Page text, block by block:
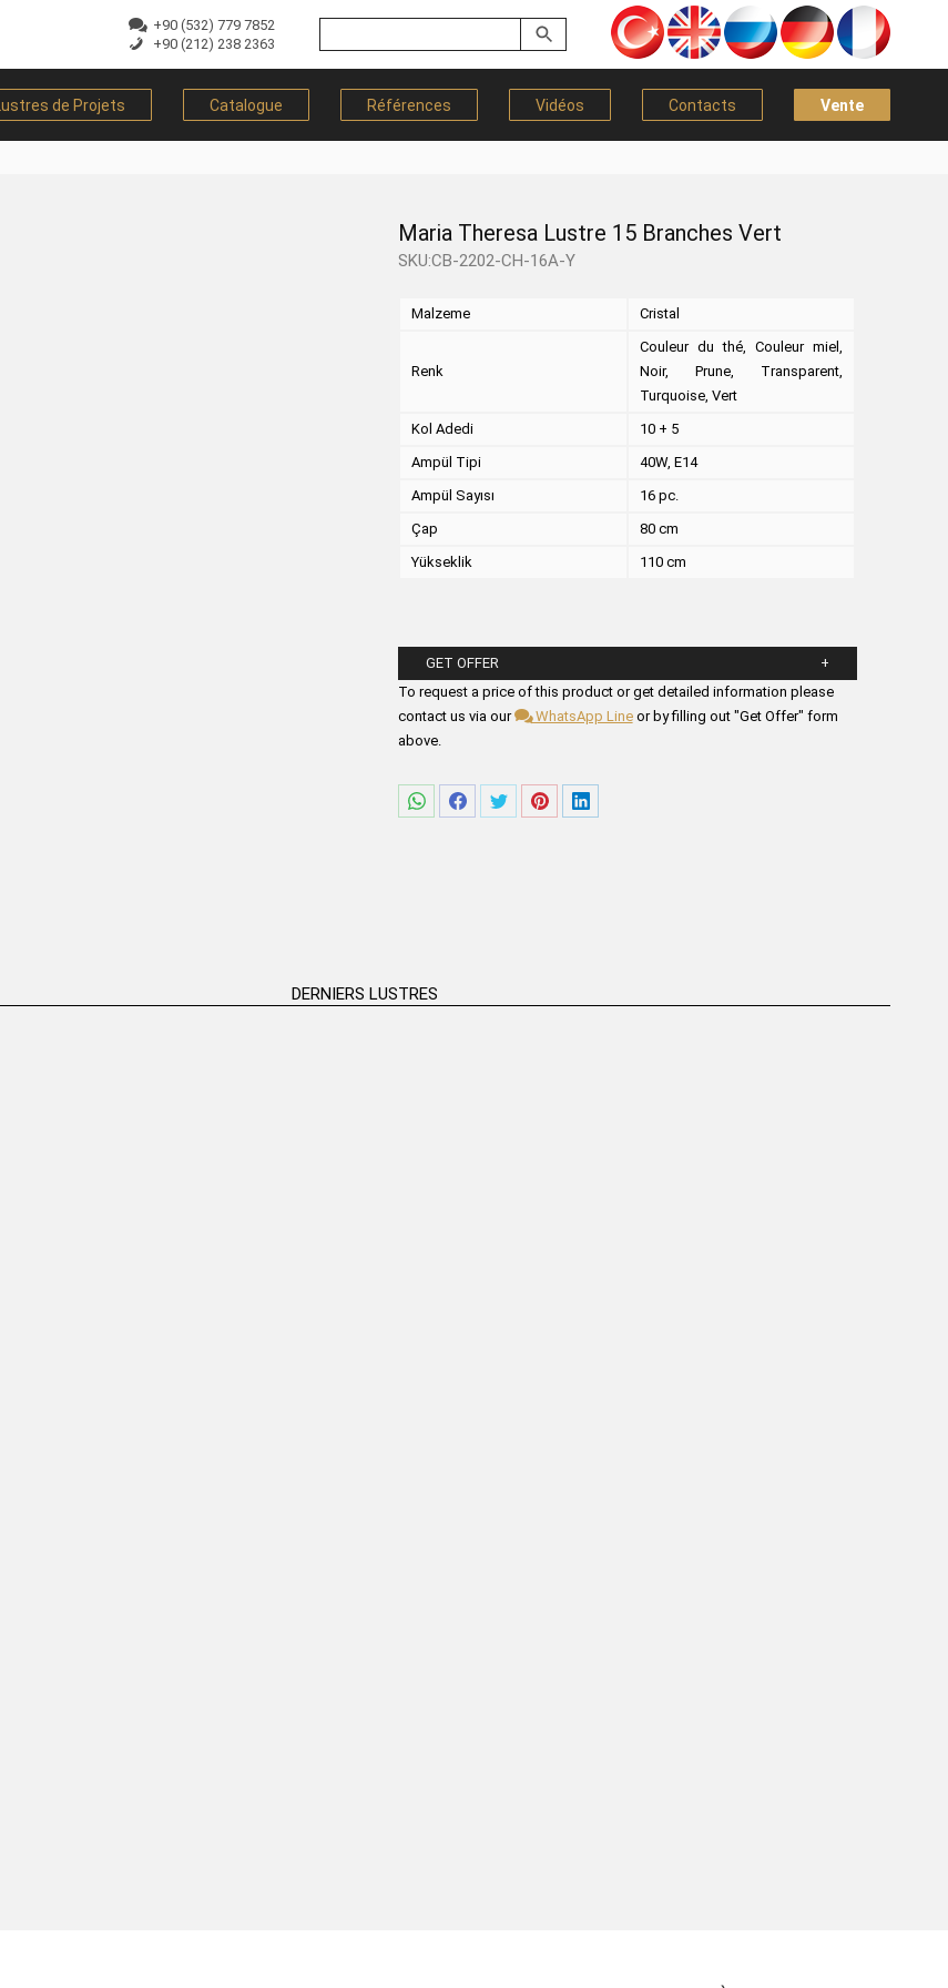
+90 (532) 779 7852
+90 (212) 238 2363
Lustres de Projets Catalogue Références Vidéos Contacts Vente
Maria Theresa Lustre 15 Branches Vert
SKU:CB-2202-CH-16A-Y
Malzeme Cristal
Renk
Couleur du thé, Couleur miel,
Noir, Prune, Transparent,
Turquoise, Vert
Kol Adedi
10 + 5
Ampül Tipi
40W, E14
Ampül Sayısı
16 pc.
Çap
80 cm
Yükseklik
110 cm
GET OFFER
Please fill in the form fields below.
To request a price of this product or get detailed information please
contact us via our
WhatsApp Lineor by filling out "Get Offer" form
above.
PartagerPartagerPartagerPartagerPartager
DERNIERS LUSTRES